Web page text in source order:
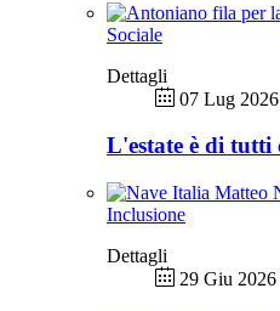
Sociale
Dettagli
07 Lug 2026
L'estate è di tutti
Inclusione
Dettagli
29 Giu 2026